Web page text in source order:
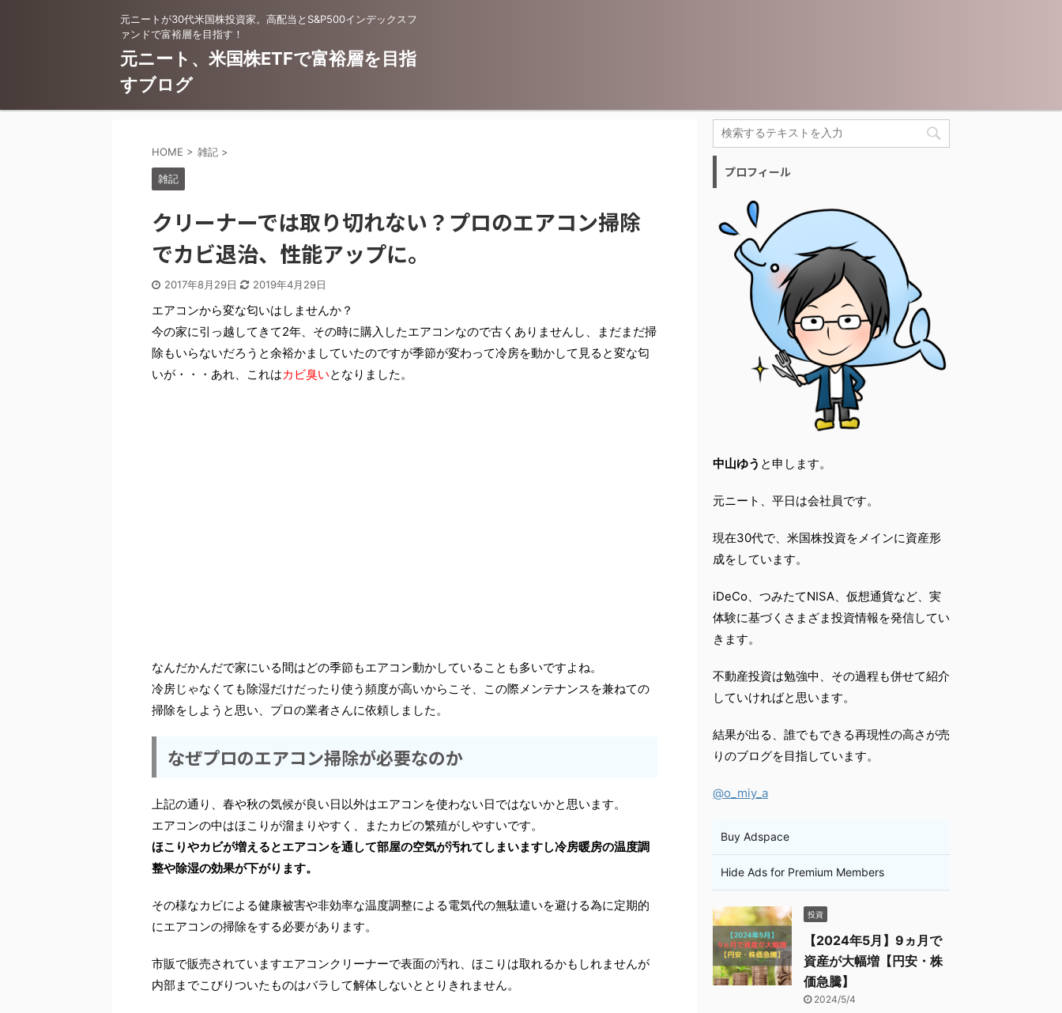
元ニートが30代米国株投資家。高配当とS&P500インデックスフ
ァンドで富裕層を目指す！
元ニート、米国株ETFで富裕層を目指
すブログ
HOME > 雑記 >
雑記
クリーナーでは取り切れない？プロのエアコン掃除
でカビ退治、性能アップに。
2017年8月29日 2019年4月29日
エアコンから変な匂いはしませんか？
今の家に引っ越してきて2年、その時に購入したエアコンなので古くありませんし、まだまだ掃
除もいらないだろうと余裕かましていたのですが季節が変わって冷房を動かして見ると変な匂
いが・・・あれ、これはカビ臭いとなりました。
なんだかんだで家にいる間はどの季節もエアコン動かしていることも多いですよね。
冷房じゃなくても除湿だけだったり使う頻度が高いからこそ、この際メンテナンスを兼ねての
掃除をしようと思い、プロの業者さんに依頼しました。
なぜプロのエアコン掃除が必要なのか
上記の通り、春や秋の気候が良い日以外はエアコンを使わない日ではないかと思います。
エアコンの中はほこりが溜まりやすく、またカビの繁殖がしやすいです。
ほこりやカビが増えるとエアコンを通して部屋の空気が汚れてしまいますし冷房暖房の温度調
整や除湿の効果が下がります。
その様なカビによる健康被害や非効率な温度調整による電気代の無駄遣いを避ける為に定期的
にエアコンの掃除をする必要があります。
市販で販売されていますエアコンクリーナーで表面の汚れ、ほこりは取れるかもしれませんが
内部までこびりついたものはバラして解体しないととりきれません。
プロフィール
中山ゆう と申します。
元ニート、平日は会社員です。
現在30代で、米国株投資をメインに資産形
成をしています。
iDeCo、つみたてNISA、仮想通貨など、実
体験に基づくさまざま投資情報を発信してい
きます。
不動産投資は勉強中、その過程も併せて紹介
していければと思います。
結果が出る、誰でもできる再現性の高さが売
りのブログを目指しています。
@o_miy_a
Buy Adspace
Hide Ads for Premium Members
投資
【2024年5月】9ヵ月で
資産が大幅増【円安・株
価急騰】
2024/5/4